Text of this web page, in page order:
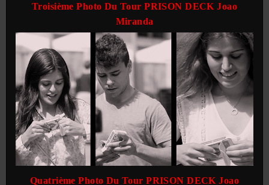
Troisième Photo Du Tour PRISON DECK Joao
Miranda
Quatrième Photo Du Tour PRISON DECK Joao